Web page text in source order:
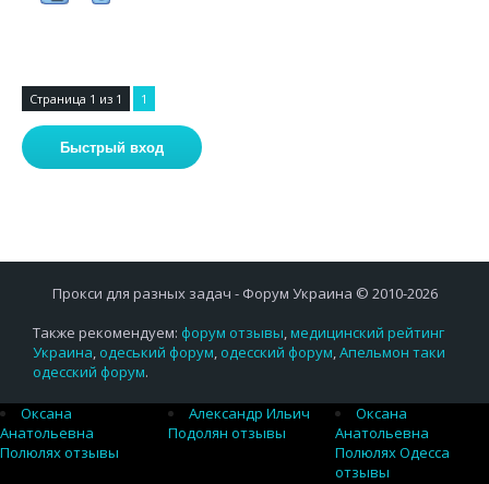
Страница 1 из 1 1
Прокси для разных задач - Форум Украина © 2010-2026
Также рекомендуем: форум отзывы,медицинский рейтинг
Украина, одеський форум, одесский форум,Апельмон таки
одесский форум.
Оксана
Анатольевна
Полюлях отзывы
Александр Ильич
Подолян отзывы
Оксана
Анатольевна
Полюлях Одесса
отзывы